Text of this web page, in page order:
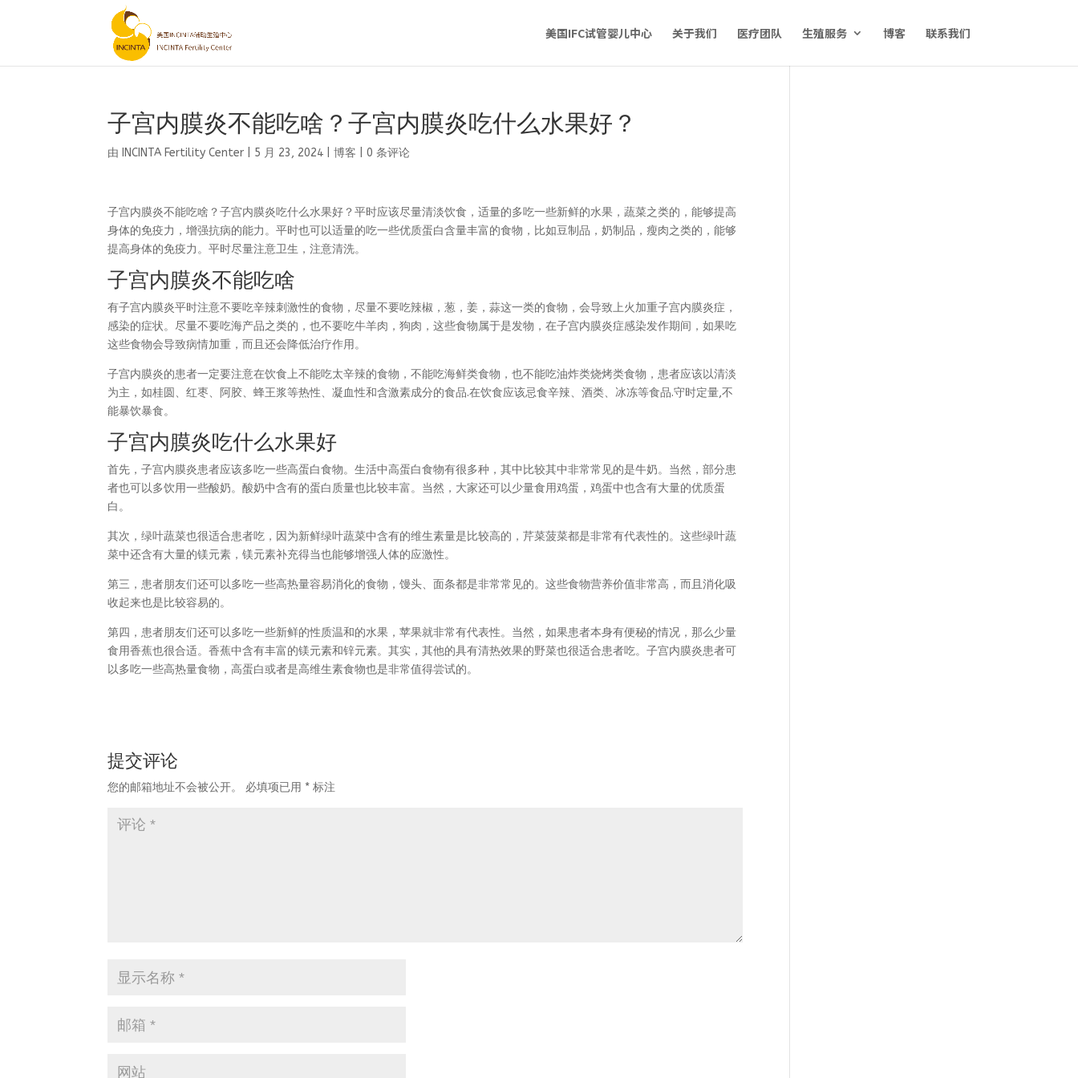
美国IFC试管婴儿中心 关于我们 医疗团队 生殖服务 博客 联系我们
子宫内膜炎不能吃啥？子宫内膜炎吃什么水果好？
由 INCINTA Fertility Center 5 月 23, 2024 |博客 |0 条评论
子宫内膜炎不能吃啥？子宫内膜炎吃什么水果好？平时应该尽量清淡饮食，适量的多吃一些新鲜的水果，蔬菜之类的，能够提高
身体的免疫力，增强抗病的能力。平时也可以适量的吃一些优质蛋白含量丰富的食物，比如豆制品，奶制品，瘦肉之类的，能够
提高身体的免疫力。平时尽量注意卫生，注意清洗。
子宫内膜炎不能吃啥
有子宫内膜炎平时注意不要吃辛辣刺激性的食物，尽量不要吃辣椒，葱，姜，蒜这一类的食物，会导致上火加重子宫内膜炎症，
感染的症状。尽量不要吃海产品之类的，也不要吃牛羊肉，狗肉，这些食物属于是发物，在子宫内膜炎症感染发作期间，如果吃
这些食物会导致病情加重，而且还会降低治疗作用。
子宫内膜炎的患者一定要注意在饮食上不能吃太辛辣的食物，不能吃海鲜类食物，也不能吃油炸类烧烤类食物，患者应该以清淡
为主，如桂圆、红枣、阿胶、蜂王浆等热性、凝血性和含激素成分的食品.在饮食应该忌食辛辣、酒类、冰冻等食品.守时定量,不
能暴饮暴食。
子宫内膜炎吃什么水果好
首先，子宫内膜炎患者应该多吃一些高蛋白食物。生活中高蛋白食物有很多种，其中比较其中非常常见的是牛奶。当然，部分患
者也可以多饮用一些酸奶。酸奶中含有的蛋白质量也比较丰富。当然，大家还可以少量食用鸡蛋，鸡蛋中也含有大量的优质蛋
白。
其次，绿叶蔬菜也很适合患者吃，因为新鲜绿叶蔬菜中含有的维生素量是比较高的，芹菜菠菜都是非常有代表性的。这些绿叶蔬
菜中还含有大量的镁元素，镁元素补充得当也能够增强人体的应激性。
第三，患者朋友们还可以多吃一些高热量容易消化的食物，馒头、面条都是非常常见的。这些食物营养价值非常高，而且消化吸
收起来也是比较容易的。
第四，患者朋友们还可以多吃一些新鲜的性质温和的水果，苹果就非常有代表性。当然，如果患者本身有便秘的情况，那么少量
食用香蕉也很合适。香蕉中含有丰富的镁元素和锌元素。其实，其他的具有清热效果的野菜也很适合患者吃。子宫内膜炎患者可
以多吃一些高热量食物，高蛋白或者是高维生素食物也是非常值得尝试的。
提交评论
您的邮箱地址不会被公开。 必填项已用 * 标注